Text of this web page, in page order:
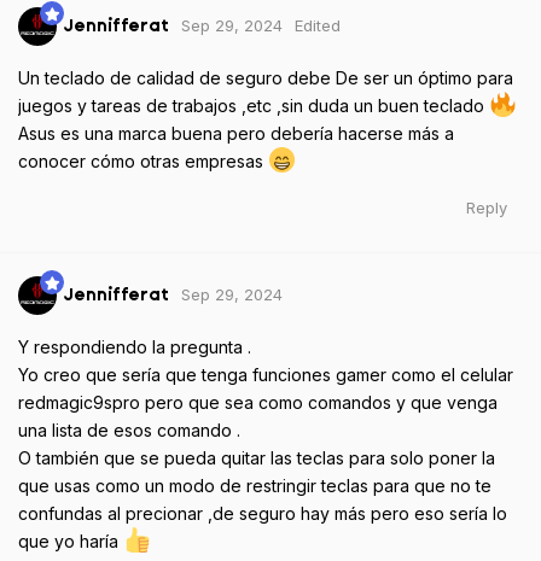
Jennifferat Sep 29, 2024 Edited
Un teclado de calidad de seguro debe De ser un óptimo para
juegos y tareas de trabajos ,etc ,sin duda un buen teclado
Asus es una marca buena pero debería hacerse más a
conocer cómo otras empresas
Reply
Jennifferat Sep 29, 2024
Y respondiendo la pregunta .
Yo creo que sería que tenga funciones gamer como el celular
redmagic9spro pero que sea como comandos y que venga
una lista de esos comando .
O también que se pueda quitar las teclas para solo poner la
que usas como un modo de restringir teclas para que no te
confundas al precionar ,de seguro hay más pero eso sería lo
que yo haría